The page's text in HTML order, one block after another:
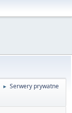
► Serwery prywatne